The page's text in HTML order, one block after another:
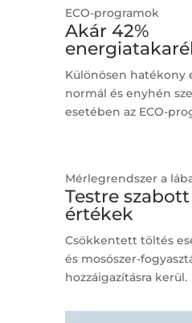
ECO-programok
Akár 42%
Különösen hatékony
normál és enyhén
esetében az ECO-
Mérlegrendszer a
Testre
értékek
Csökkentett töltés
és mosószer-
hozzáigazításra kerül.